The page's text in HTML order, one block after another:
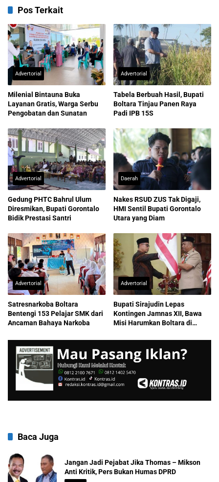
Pos Terkait
Advertorial
Milenial Bintauna Buka
Layanan Gratis, Warga Serbu
Pengobatan dan Sunatan
Advertorial
Tabela Berbuah Hasil, Bupati
Boltara Tinjau Panen Raya
Padi IPB 15S
Advertorial
Gedung PHTC Bahrul Ulum
Diresmikan, Bupati Gorontalo
Bidik Prestasi Santri
Daerah
Nakes RSUD ZUS Tak Digaji,
HMI Sentil Bupati Gorontalo
Utara yang Diam
Advertorial
Satresnarkoba Boltara
Bentengi 153 Pelajar SMK dari
Ancaman Bahaya Narkoba
Advertorial
Bupati Sirajudin Lepas
Kontingen Jamnas XII, Bawa
Misi Harumkan Boltara di
Baca Juga
Jangan Jadi Pejabat Jika Thomas – Mikson
Anti Kritik, Pers Bukan Humas DPRD